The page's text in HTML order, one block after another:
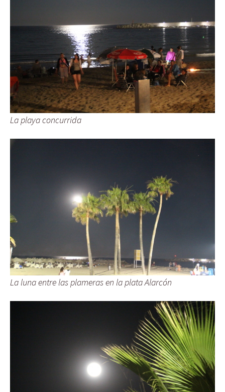
La playa concurrida
La luna entre las plameras en la plata Alarcón